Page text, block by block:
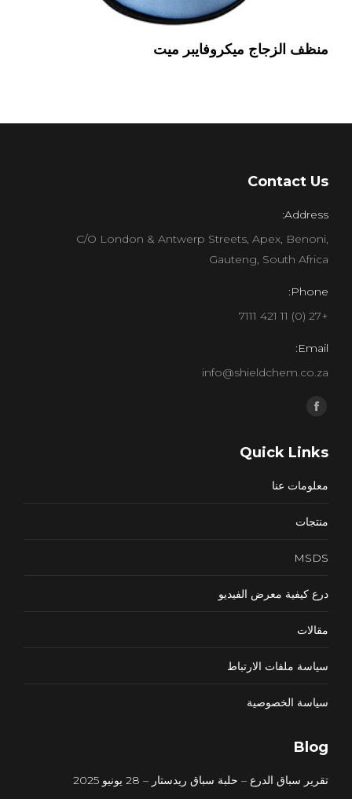
منظف ​​الزجاج ميكروفايبر ميت
Contact Us
Address:
C/O London & Antwerp Streets, Apex, Benoni,
Gauteng, South Africa
Phone:
+27 (0) 11 421 7111
Email:
info@shieldchem.co.za
Find us on:
Facebook
opens
new
window
Quick Links
معلومات عنا
منتجات
MSDS
درع كيفية معرض الفيديو
مقالات
سياسة ملفات الارتباط
سياسة الخصوصية
Blog
تقرير سباق الدرع – حلبة سباق ريدستار – 28 يونيو 2025